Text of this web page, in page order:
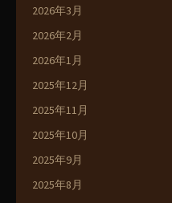
2026年3月
2026年2月
2026年1月
2025年12月
2025年11月
2025年10月
2025年9月
2025年8月